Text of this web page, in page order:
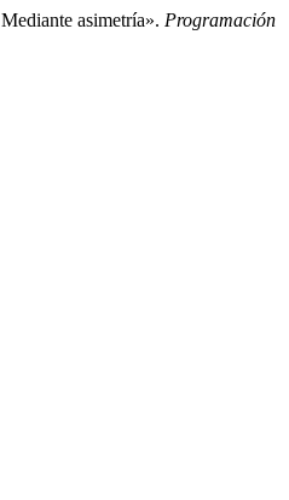
asimetría». Programación